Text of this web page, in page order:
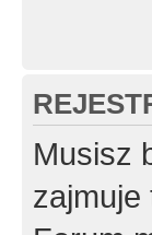
Musisz
zajmuje